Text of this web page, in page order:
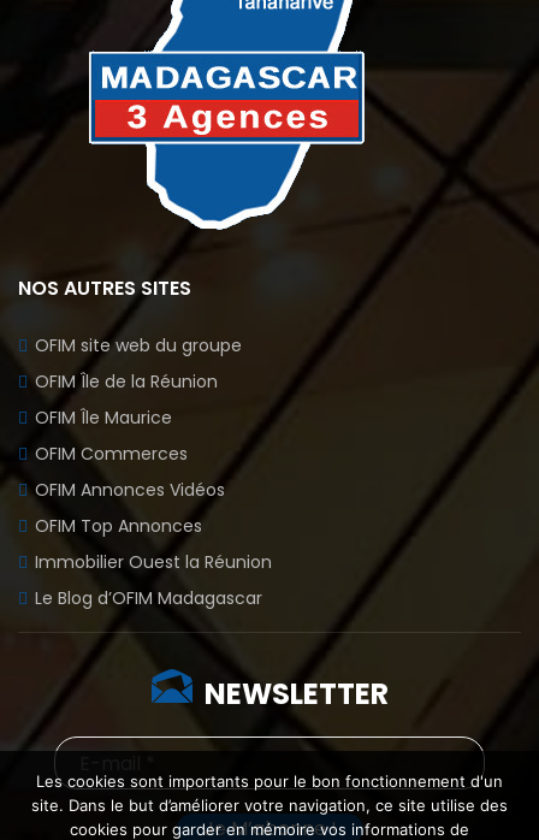
NOS AUTRES SITES
OFIM site web du groupe
OFIM Île de la Réunion
OFIM Île Maurice
OFIM Commerces
OFIM Annonces Vidéos
OFIM Top Annonces
Immobilier Ouest la Réunion
Le Blog d’OFIM Madagascar
NEWSLETTER
Les cookies sont importants pour le bon fonctionnement d'un
site. Dans le but d’améliorer votre navigation, ce site utilise des
cookies pour garder en mémoire vos informations de